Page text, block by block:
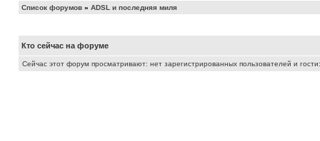
Список форумов » ADSL и последняя миля
Кто сейчас на форуме
Сейчас этот форум просматривают: нет зарегистрированных пользователей и